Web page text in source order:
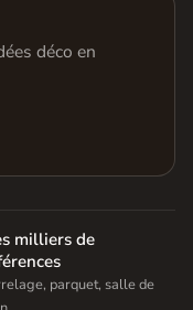
déco en
milliers de
parquet, salle de